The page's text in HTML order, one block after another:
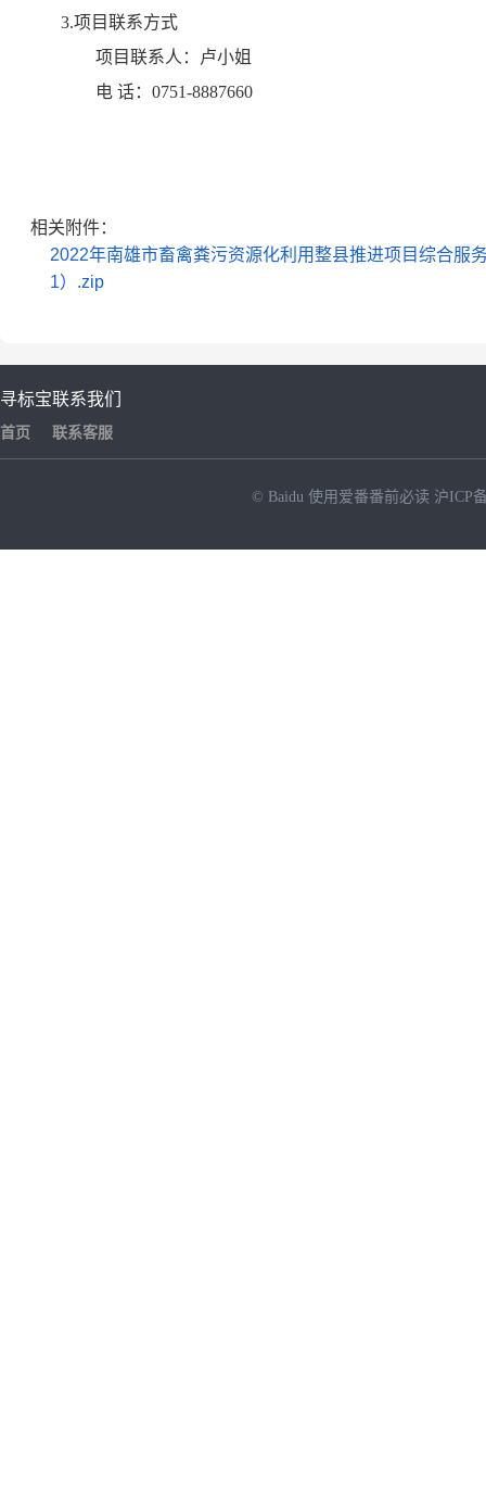
3.项目联系方式
项目联系人：
卢小姐
电 话： 0751-8887660
相关附件：
2022年南雄市畜禽粪污资源化利用整县推进项目综合服
1）.zip
寻标宝
首页
联系我们
联系客服
© Baidu 使用爱番番前必读 沪ICP